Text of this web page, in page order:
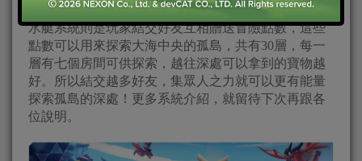
種族與體型的相剋能力，共有200層讓玩家挑戰。而潛
水艇系統則是玩家結交好友互相贈送冒險點數，這些
點數可以用來探索大海中央的孤島，共有30層，每一
層有七個房間可供探索，越往深處可以拿到的寶物越
好。所以結交越多好友，集眾人之力就可以更有能量
探索孤島的深處！更多系統介紹，就留待下次再跟各
位說明。